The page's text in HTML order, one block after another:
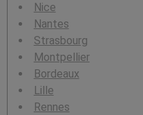
Nice
Nantes
Strasbourg
Montpellier
Bordeaux
Lille
Rennes